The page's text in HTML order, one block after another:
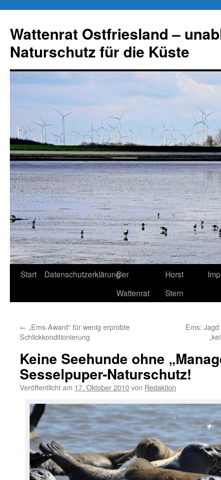
springen
Wattenrat Ostfriesland –
Naturschutz für die Küste
Start DatenschutzerklärungDer
Wattenrat
Horst
Stern
← „Ems-Award“ für wenig erprobte
Schlickkonditionierung
Ems:
Keine Seehunde ohne
Sesselpuper-Naturschutz!
Veröffentlicht am 17. Oktober 2010von Redaktion